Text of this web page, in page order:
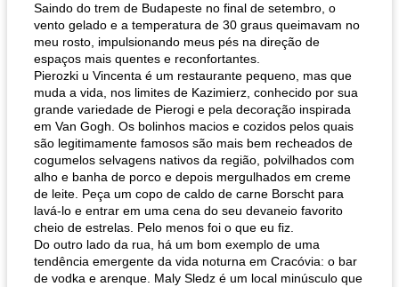
Saindo do trem de Budapeste no final de setembro, o
vento gelado e a temperatura de 30 graus queimavam no
meu rosto, impulsionando meus pés na direção de
espaços mais quentes e reconfortantes.
Pierozki u Vincenta é um restaurante pequeno, mas que
muda a vida, nos limites de Kazimierz, conhecido por sua
grande variedade de Pierogi e pela decoração inspirada
em Van Gogh. Os bolinhos macios e cozidos pelos quais
são legitimamente famosos são mais bem recheados de
cogumelos selvagens nativos da região, polvilhados com
alho e banha de porco e depois mergulhados em creme
de leite. Peça um copo de caldo de carne Borscht para
lavá-lo e entrar em uma cena do seu devaneio favorito
cheio de estrelas. Pelo menos foi o que eu fiz.
Do outro lado da rua, há um bom exemplo de uma
tendência emergente da vida noturna em Cracóvia: o bar
de vodka e arenque. Maly Sledz é um local minúsculo que